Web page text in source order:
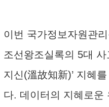
이번 국가정보자원관
조선왕조실록의 5대 사
지신(溫故知新)’ 지혜
다. 데이터의 지혜로운